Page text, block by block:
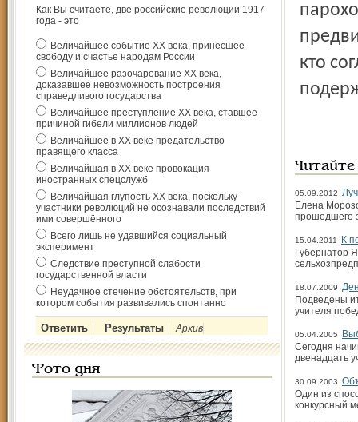
Как Вы считаете, две российские революции 1917
года - это
Величайшее событие ХХ века, принёсшее
свободу и счастье народам России
Величайшее разочарование ХХ века,
доказавшее невозможность построения
справедливого государства
Величайшее преступление ХХ века, ставшее
причиной гибели миллионов людей
Величайшее в ХХ веке предательство
правящего класса
Величайшая в ХХ веке провокация
иностранных спецслужб
Величайшая глупость ХХ века, поскольку
участники революций не осознавали последствий
ими совершённого
Всего лишь не удавшийся социальный
эксперимент
Следствие преступной слабости
государственной власти
Неудачное стечение обстоятельств, при
котором события развивались спонтанно
Архив
Фото дня
кто
05.09.2012
Елена
прошедшего
15.04.2011
К
Губернатор
18.07.2009
Подведены
учителя
05.04.2005
Сегодня
двенадцать
30.09.2003
Один из
конкурсный